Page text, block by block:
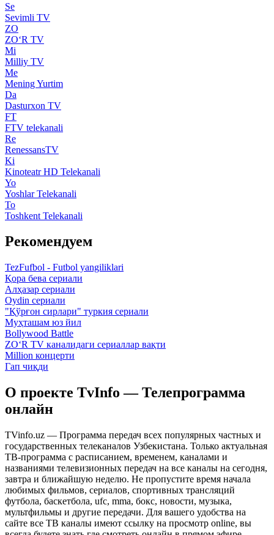
Se
Sevimli TV
ZO
ZO‘R TV
Mi
Milliy TV
Me
Mening Yurtim
Da
Dasturxon TV
FT
FTV telekanali
Re
RenessansTV
Ki
Kinoteatr HD Telekanali
Yo
Yoshlar Telekanali
To
Toshkent Telekanali
Рекомендуем
TezFufbol - Futbol yangiliklari
Қора бева сериали
Алҳазар сериали
Oydin сериали
"Қўрғон сирлари" туркия сериали
Муҳташам юз йил
Bollywood Battle
ZO‘R TV каналидаги сериаллар вақти
Million концерти
Гап чиқди
О проекте TvInfo — Телепрограмма
онлайн
TVinfo.uz — Программа передач всех популярных частных и
государственных телеканалов Узбекистана. Только актуальная
ТВ-программа с расписанием, временем, каналами и
названиями телевизионных передач на все каналы на сегодня,
завтра и ближайшую неделю. Не пропустите время начала
любимых фильмов, сериалов, спортивных трансляций
футбола, баскетбола, ufc, mma, бокс, новости, музыка,
мультфильмы и другие передачи. Для вашего удобства на
сайте все ТВ каналы имеют ссылку на просмотр online, вы